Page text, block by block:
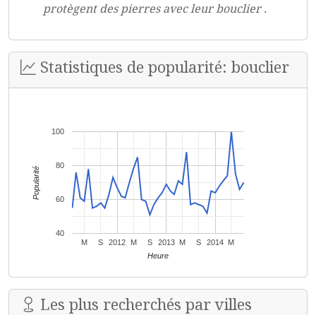
protègent des pierres avec leur bouclier .
Statistiques de popularité: bouclier
2012 2013 2014
M S M S M S M
40
60
80
100
Heure
Popularité
Les plus recherchés par villes